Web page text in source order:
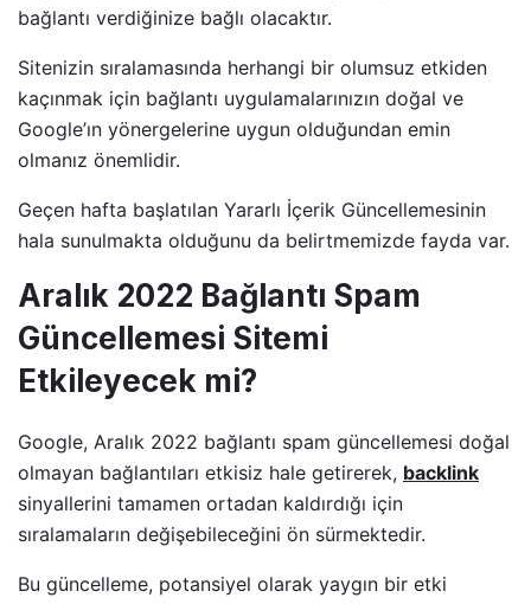
bağlantı verdiğinize bağlı olacaktır.
Sitenizin sıralamasında herhangi bir olumsuz etkiden
kaçınmak için bağlantı uygulamalarınızın doğal ve
Google’ın yönergelerine uygun olduğundan emin
olmanız önemlidir.
Geçen hafta başlatılan Yararlı İçerik Güncellemesinin
hala sunulmakta olduğunu da belirtmemizde fayda var.
Aralık 2022 Bağlantı Spam
Güncellemesi Sitemi
Etkileyecek mi?
Google, Aralık 2022 bağlantı spam güncellemesi doğal
olmayan bağlantıları etkisiz hale getirerek, backlink
sinyallerini tamamen ortadan kaldırdığı için
sıralamaların değişebileceğini ön sürmektedir.
Bu güncelleme, potansiyel olarak yaygın bir etki